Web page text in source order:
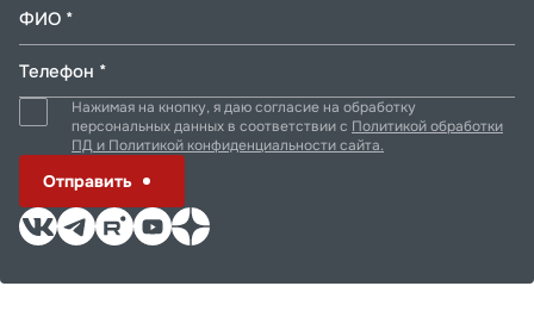
ФИО *
Телефон *
Нажимая на кнопку, я даю согласие на обработку
персональных данных в соответствии с Политикой обработки
ПД и Политикой конфиденциальности сайта.
Отправить